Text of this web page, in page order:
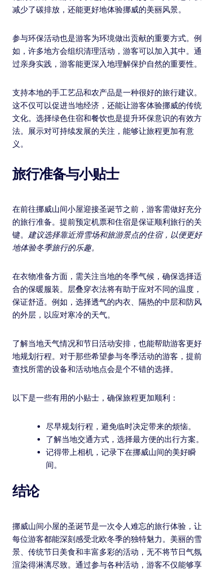
减少了碳排放，还能更好地体验挪威的美丽风景。
参与环保活动也是游客为环境做出贡献的重要方式。例
如，许多地方会组织清理活动，游客可以加入其中。通
过亲身实践，游客能更深入地理解保护自然的重要性。
支持本地的手工艺品和农产品是一种很好的旅行建议。
这不仅可以促进当地经济，还能让游客体验挪威的传统
文化。选择绿色住宿和餐饮也是提升环保意识的有效方
法。展示对可持续发展的关注，能够让旅程更加有意
义。
旅行准备与小贴士
在前往挪威山间小屋迎接圣诞节之前，游客需做好充分
的旅行准备。提前预定机票和住宿是保证顺利旅行的关
键。 建议选择靠近滑雪场和旅游景点的住宿，以便更好
地体验冬季旅行的乐趣。
在衣物准备方面，需关注当地的冬季气候，确保选择适
合的保暖服装。层叠穿衣法将有助于应对不同的温度，
保证舒适。例如，选择透气的内衣、隔热的中层和防风
的外层，以应对寒冷的天气。
了解当地天气情况和节日活动安排，也能帮助游客更好
地规划行程。对于那些希望参与冬季活动的游客，提前
查找所需的设备和活动地点会是个不错的选择。
以下是一些有用的小贴士，确保旅程更加顺利：
尽早规划行程，避免临时决定带来的烦恼。
了解当地交通方式，选择最方便的出行方案。
记得带上相机，记录下在挪威山间的美好瞬
间。
结论
挪威山间小屋的圣诞节是一次令人难忘的旅行体验，让
每位游客都能深刻感受北欧冬季的独特魅力。美丽的雪
景、传统节日美食和丰富多彩的活动，无不将节日气氛
渲染得淋漓尽致。通过参与各种活动，游客不仅能够享